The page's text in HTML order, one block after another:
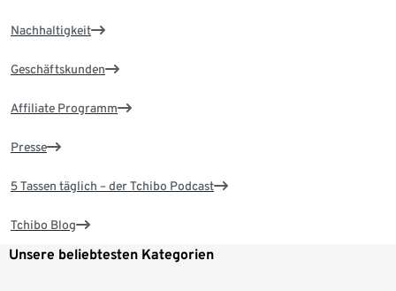
Nachhaltigkeit
Geschäftskunden
Affiliate Programm
Presse
5 Tassen täglich – der Tchibo Podcast
Tchibo Blog
Unsere beliebtesten Kategorien